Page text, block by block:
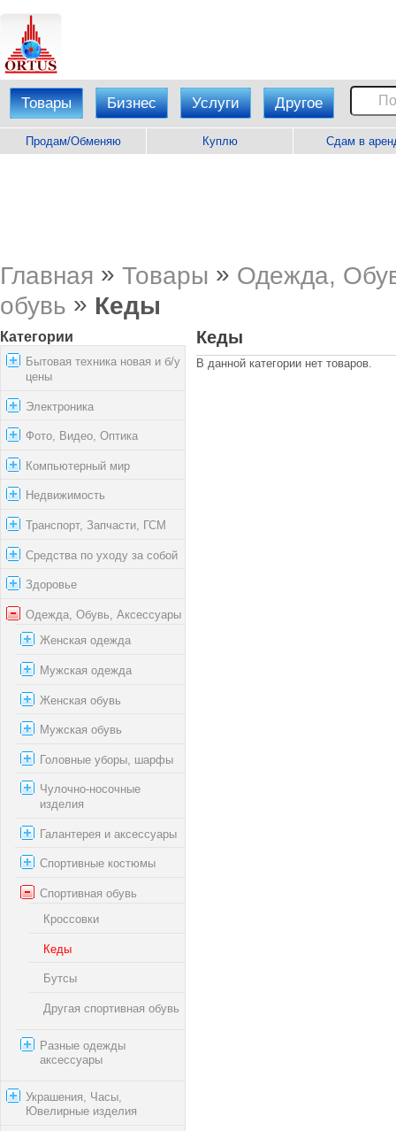
Товары Бизнес Услуги Другое
Продам/Обменяю Куплю Сдам в
Главная » Товары » Одежда,
обувь » Кеды
Категории
Бытовая техника новая и б/у
цены
Электроника
Фото, Видео, Оптика
Компьютерный мир
Недвижимость
Транспорт, Запчасти, ГСМ
Средства по уходу за собой
Здоровье
Одежда, Обувь, Аксессуары
Женская одежда
Мужская одежда
Женская обувь
Мужская обувь
Головные уборы, шарфы
Чулочно-носочные
изделия
Галантерея и аксессуары
Спортивные костюмы
Спортивная обувь
Кроссовки
Кеды
Бутсы
Другая спортивная обувь
Разные одежды
аксессуары
Украшения, Часы,
Ювелирные изделия
Кеды
В данной категории нет товаров.